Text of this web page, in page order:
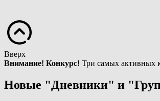
Вверх
Внимание! Конкурс! Три самых активных
Новые "Дневники" и